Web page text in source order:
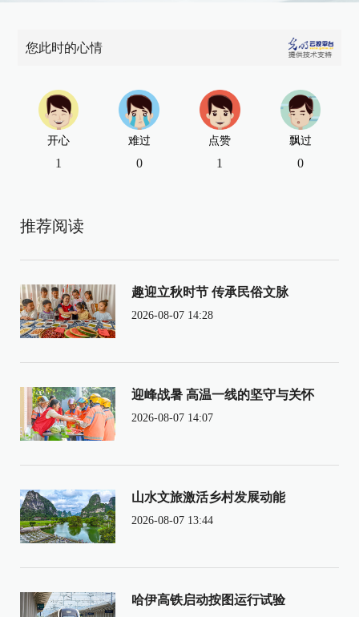
您此时的心情
开心
1
难过
0
点赞
1
飘过
0
推荐阅读
趣迎立秋时节 传承民俗文脉
2026-08-07 14:28
迎峰战暑 高温一线的坚守与关怀
2026-08-07 14:07
山水文旅激活乡村发展动能
2026-08-07 13:44
哈伊高铁启动按图运行试验